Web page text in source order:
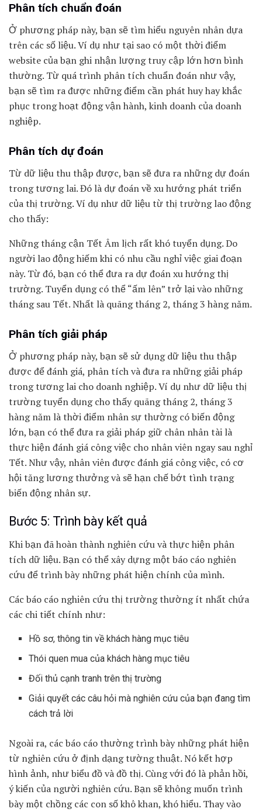
Phân tích chuẩn đoán
Ở phương pháp này, bạn sẽ tìm hiểu nguyên nhân dựa
trên các số liệu. Ví dụ như tại sao có một thời điểm
website của bạn ghi nhận lượng truy cập lớn hơn bình
thường. Từ quá trình phân tích chuẩn đoán như vậy,
bạn sẽ tìm ra được những điểm cần phát huy hay khắc
phục trong hoạt động vận hành, kinh doanh của doanh
nghiệp.
Phân tích dự đoán
Từ dữ liệu thu thập được, bạn sẽ đưa ra những dự đoán
trong tương lai. Đó là dự đoán về xu hướng phát triển
của thị trường. Ví dụ như dữ liệu từ thị trường lao động
cho thấy:
Những tháng cận Tết Âm lịch rất khó tuyển dụng. Do
người lao động hiếm khi có nhu cầu nghỉ việc giai đoạn
này. Từ đó, bạn có thể đưa ra dự đoán xu hướng thị
trường. Tuyển dụng có thể “ấm lên” trở lại vào những
tháng sau Tết. Nhất là quãng tháng 2, tháng 3 hàng năm.
Phân tích giải pháp
Ở phương pháp này, bạn sẽ sử dụng dữ liệu thu thập
được để đánh giá, phân tích và đưa ra những giải pháp
trong tương lai cho doanh nghiệp. Ví dụ như dữ liệu thị
trường tuyển dụng cho thấy quãng tháng 2, tháng 3
hàng năm là thời điểm nhân sự thường có biến động
lớn, bạn có thể đưa ra giải pháp giữ chân nhân tài là
thực hiện đánh giá công việc cho nhân viên ngay sau nghỉ
Tết. Như vậy, nhân viên được đánh giá công việc, có cơ
hội tăng lương thưởng và sẽ hạn chế bớt tình trạng
biến động nhân sự.
Bước 5: Trình bày kết quả
Khi bạn đã hoàn thành nghiên cứu và thực hiện phân
tích dữ liệu. Bạn có thể xây dựng một báo cáo nghiên
cứu để trình bày những phát hiện chính của mình.
Các báo cáo nghiên cứu thị trường thường ít nhất chứa
các chi tiết chính như:
Hồ sơ, thông tin về khách hàng mục tiêu
Thói quen mua của khách hàng mục tiêu
Đối thủ cạnh tranh trên thị trường
Giải quyết các câu hỏi mà nghiên cứu của bạn đang tìm
cách trả lời
Ngoài ra, các báo cáo thường trình bày những phát hiện
từ nghiên cứu ở định dạng tường thuật. Nó kết hợp
hình ảnh, như biểu đồ và đồ thị. Cùng với đó là phản hồi,
ý kiến của người nghiên cứu. Bạn sẽ không muốn trình
bày một chồng các con số khô khan, khó hiểu. Thay vào